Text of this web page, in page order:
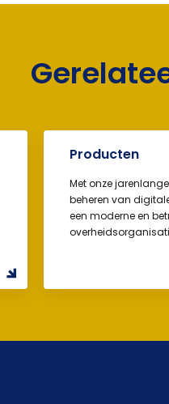
Producten
Met onze
beheren van
een moderne en